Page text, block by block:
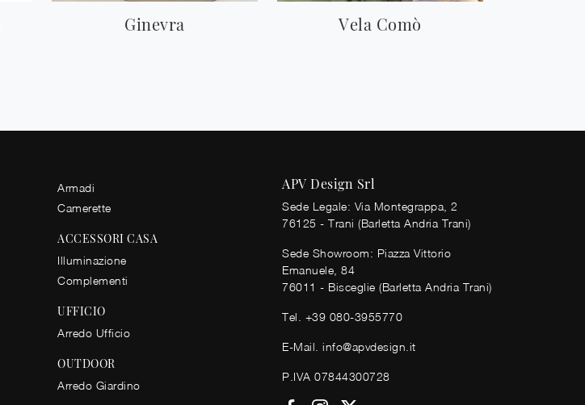
Ginevra Vela Comò
Armadi
Camerette
ACCESSORI CASA
Illuminazione
Complementi
UFFICIO
Arredo Ufficio
OUTDOOR
Arredo Giardino
APV Design Srl
Sede Legale: Via Montegrappa, 2
76125 - Trani (Barletta Andria Trani)
Sede Showroom: Piazza Vittorio
Emanuele, 84
76011 - Bisceglie (Barletta Andria Trani)
Tel. +39 080-3955770
E-Mail. info@apvdesign.it
P.IVA 07844300728